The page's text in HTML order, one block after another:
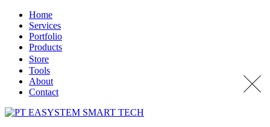
Home
Services
Portfolio
Products
Store
Tools
About
Contact